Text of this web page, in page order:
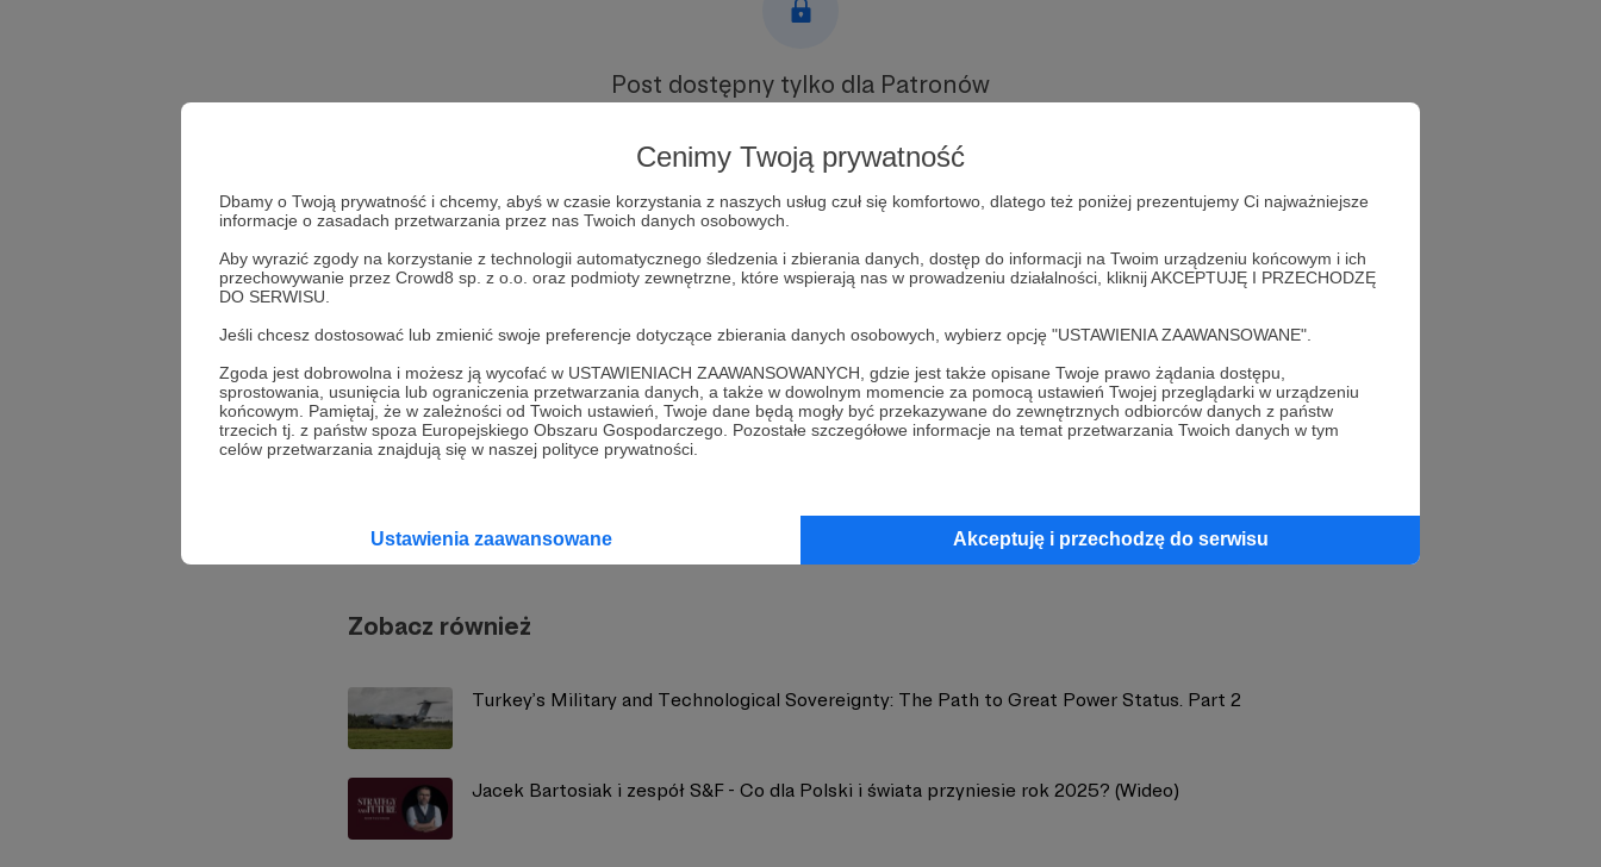
Cenimy Twoją prywatność
Dbamy o Twoją prywatność i chcemy, abyś w czasie korzystania z naszych usług czuł się komfortowo, dlatego też poniżej prezentujemy Ci najważniejsze
informacje o zasadach przetwarzania przez nas Twoich danych osobowych.
Aby wyrazić zgody na korzystanie z technologii automatycznego śledzenia i zbierania danych, dostęp do informacji na Twoim urządzeniu końcowym i ich
przechowywanie przez Crowd8 sp. z o.o. oraz podmioty zewnętrzne, które wspierają nas w prowadzeniu działalności, kliknij AKCEPTUJĘ I PRZECHODZĘ
DO SERWISU.
Jeśli chcesz dostosować lub zmienić swoje preferencje dotyczące zbierania danych osobowych, wybierz opcję "USTAWIENIA ZAAWANSOWANE".
Zgoda jest dobrowolna i możesz ją wycofać w USTAWIENIACH ZAAWANSOWANYCH, gdzie jest także opisane Twoje prawo żądania dostępu,
sprostowania, usunięcia lub ograniczenia przetwarzania danych, a także w dowolnym momencie za pomocą ustawień Twojej przeglądarki w urządzeniu
końcowym. Pamiętaj, że w zależności od Twoich ustawień, Twoje dane będą mogły być przekazywane do zewnętrznych odbiorców danych z państw
trzecich tj. z państw spoza Europejskiego Obszaru Gospodarczego. Pozostałe szczegółowe informacje na temat przetwarzania Twoich danych w tym
celów przetwarzania znajdują się w naszej polityce prywatności.
Ustawienia zaawansowane Akceptuję i przechodzę do serwisu
Post dostępny tylko dla Patronów
Zostań Patronem
Zaloguj się
Jacek Bartosiak Recenzja Książki Historia
Udostępnij
Zobacz również
Turkey’s Military and Technological Sovereignty: The Path to Great Power Status. Part 2
Jacek Bartosiak i zespół S&F - Co dla Polski i świata przyniesie rok 2025? (Wideo)